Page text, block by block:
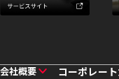
会社概要 コーポレー